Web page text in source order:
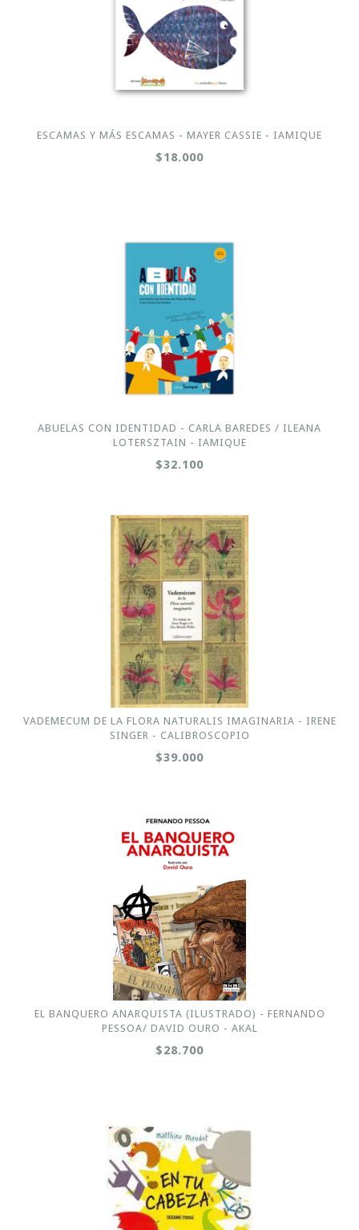
ESCAMAS Y MÁS ESCAMAS - MAYER CASSIE - IAMIQUE
$18.000
ABUELAS CON IDENTIDAD - CARLA BAREDES / ILEANA
LOTERSZTAIN - IAMIQUE
$32.100
VADEMECUM DE LA FLORA NATURALIS IMAGINARIA - IRENE
SINGER - CALIBROSCOPIO
$39.000
EL BANQUERO ANARQUISTA (ILUSTRADO) - FERNANDO
PESSOA/ DAVID OURO - AKAL
$28.700